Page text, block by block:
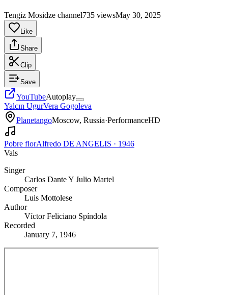
Tengiz Mosidze channel735 viewsMay 30, 2025
Like
Share
Clip
Save
YouTubeAutoplay
Yalcın UgurVera Gogoleva
PlanetangoMoscow, Russia·PerformanceHD
Pobre florAlfredo DE ANGELIS · 1946
Vals
Singer
Carlos Dante Y Julio Martel
Composer
Luis Mottolese
Author
Víctor Feliciano Spíndola
Recorded
January 7, 1946